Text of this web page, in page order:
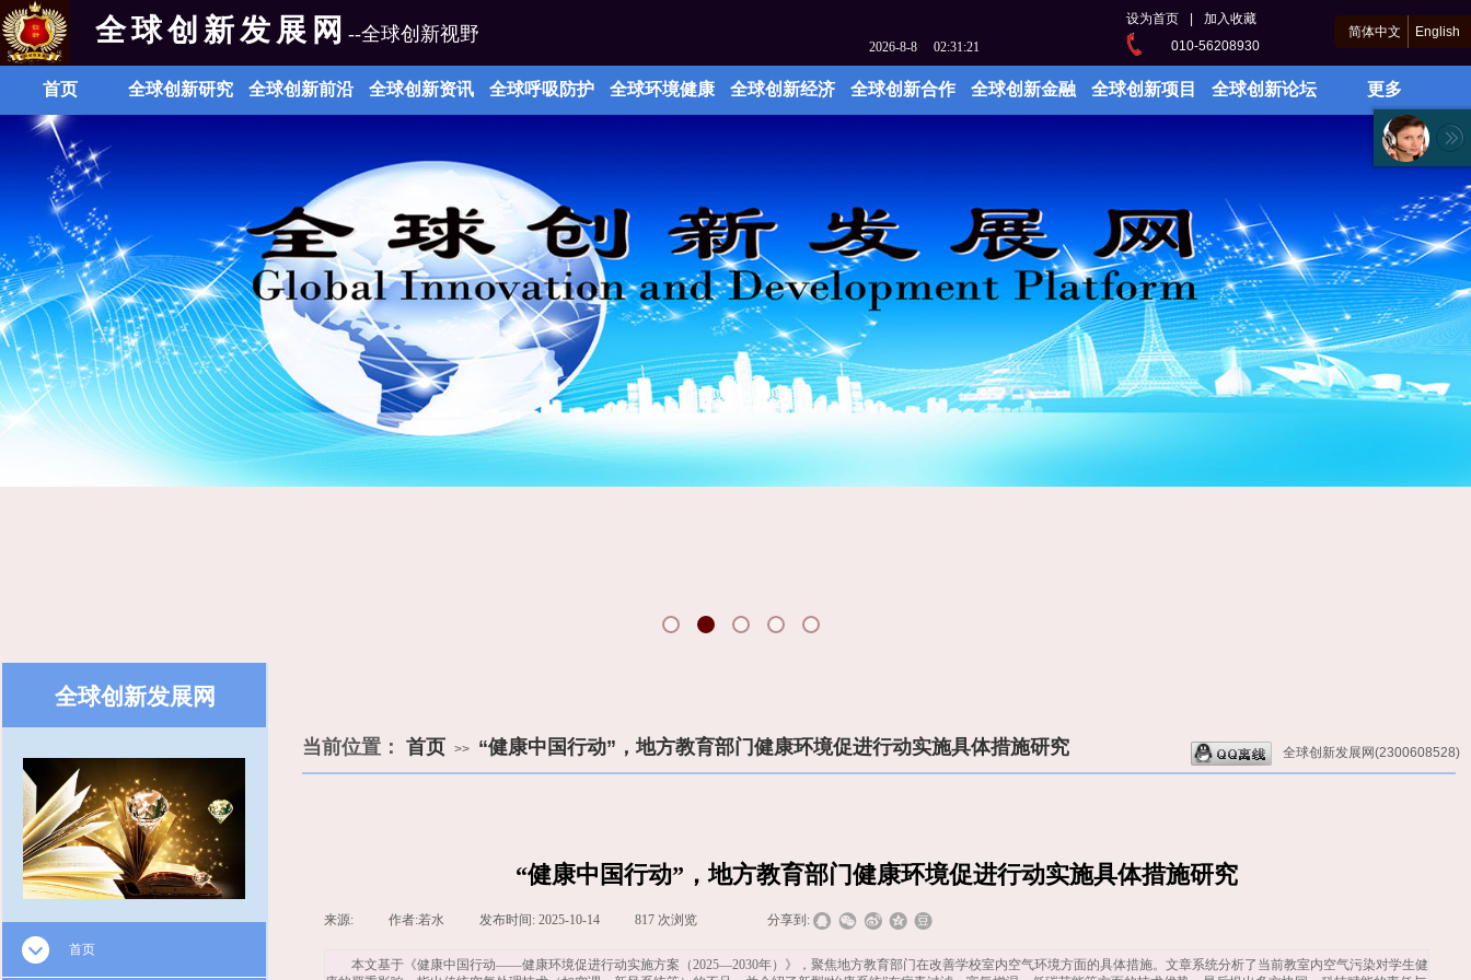
简体中文
English
010-56208930
2026-8-8 02:31:22
全球创新发展网 --全球创新视野
设为首页 加入收藏
首页 全球创新研究 全球创新前沿 全球创新资讯 全球呼吸防护 全球环境健康 全球创新经济 全球创新合作 全球创新金融 全球创新项目 全球创新论坛 更多
首页
全球创新发展网
当前位置： 首页 >> “健康中国行动”，地方教育部门健康环境促进行动实施具体措施研究 全球创新发展网(2300608528)
“健康中国行动”，地方教育部门健康环境促进行动实施具体措施研究
来源: 作者:若水 发布时间: 2025-10-14 817 次浏览 分享到:
本文基于《健康中国行动——健康环境促进行动实施方案（2025—2030年）》，聚焦地方教育部门在改善学校室内空气环境方面的具体措施。文章系统分析了当前教室内空气污染对学生健